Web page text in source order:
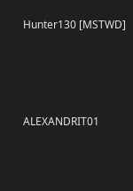
Hunter130 [MSTWD]
ALEXANDRIT01